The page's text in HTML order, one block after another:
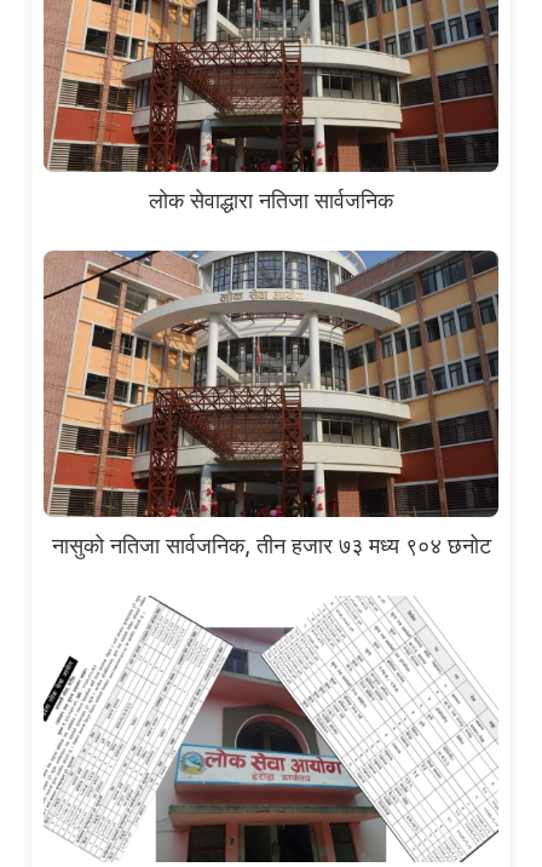
लोक सेवाद्धारा नतिजा सार्वजनिक
नासुको नतिजा सार्वजनिक, तीन हजार ७३ मध्य ९०४ छनोट